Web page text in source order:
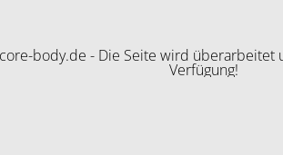
body.de - Die Seite wird überarbeitet
Verfügung!